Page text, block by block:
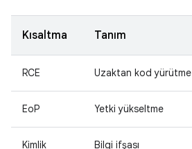
Kısaltma Tanım
RCE Uzaktan kod yürütme
EoP Yetki yükseltme
Kimlik Bilgi ifşası